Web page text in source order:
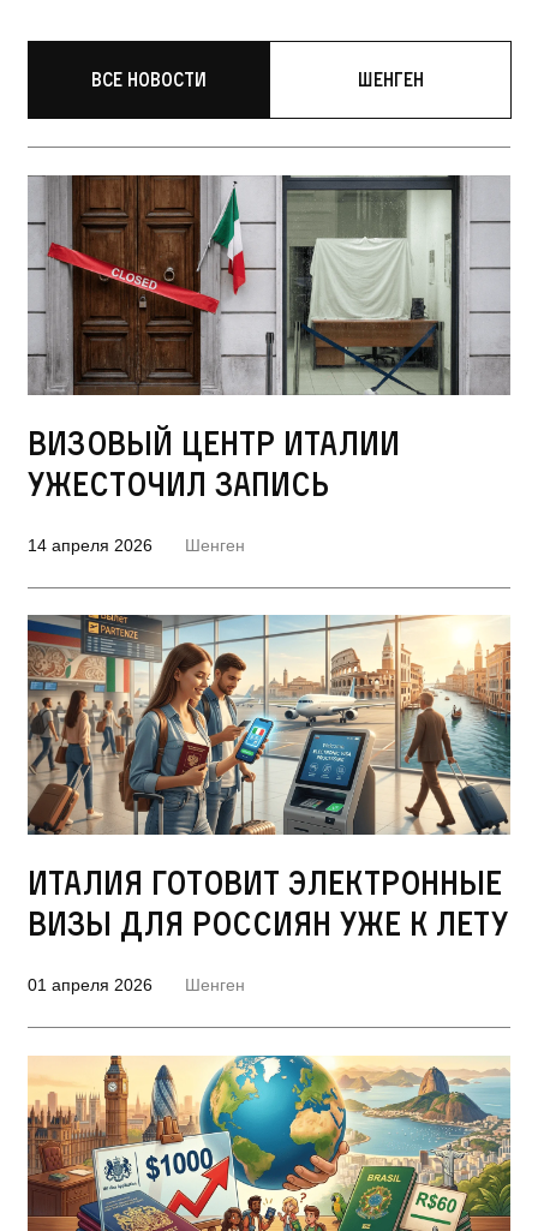
Все новости Шенген
Визовый центр Италии
ужесточил запись
14 апреля 2026 Шенген
Италия готовит электронные
визы для россиян уже к лету
01 апреля 2026 Шенген